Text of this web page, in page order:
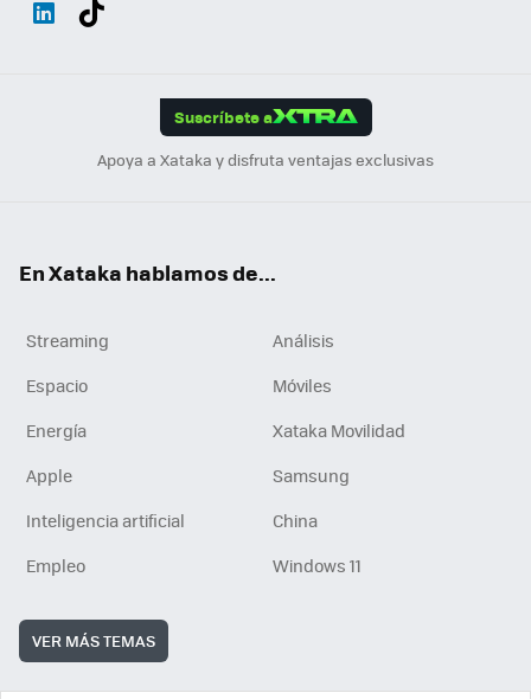
Suscríbete a
Apoya a Xataka y disfruta ventajas exclusivas
En Xataka hablamos de...
Streaming
Análisis
Espacio
Móviles
Energía
Xataka Movilidad
Apple
Samsung
Inteligencia artificial
China
Empleo
Windows 11
VER MÁS TEMAS